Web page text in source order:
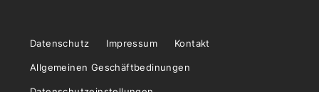
Datenschutz Impressum Kontakt
Allgemeinen Geschäftbedinungen